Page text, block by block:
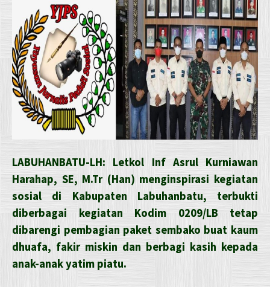
LABUHANBATU-LH: Letkol Inf Asrul Kurniawan
Harahap, SE, M.Tr (Han) menginspirasi kegiatan
sosial di Kabupaten Labuhanbatu, terbukti
diberbagai kegiatan Kodim 0209/LB tetap
dibarengi pembagian paket sembako buat kaum
dhuafa, fakir miskin dan berbagi kasih kepada
anak-anak yatim piatu.